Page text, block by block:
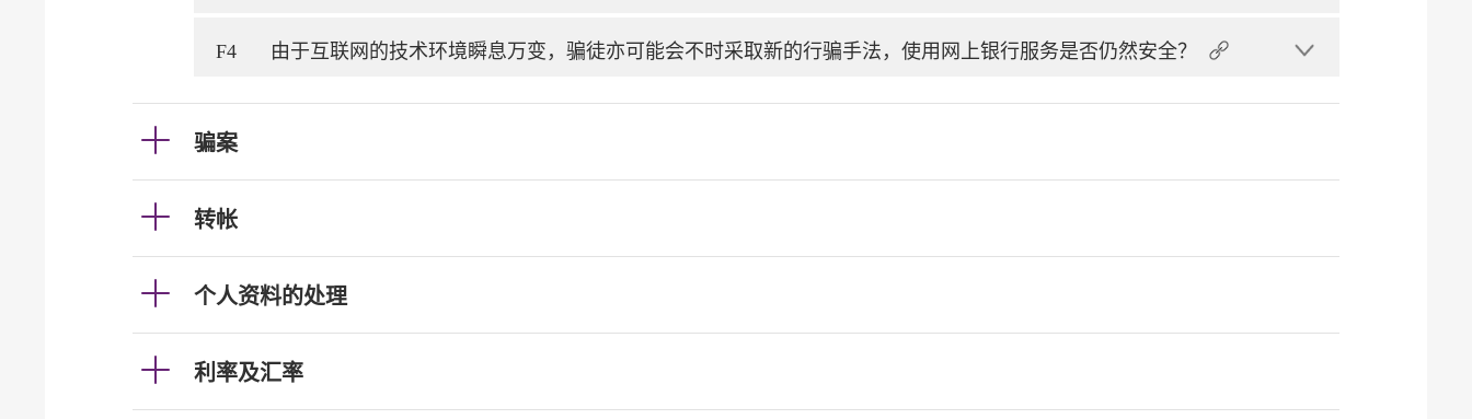
F4 由于互联网的技术环境瞬息万变，骗徒亦可能会不时采取新的行骗手法，使用网上银行服务是否仍然安全？
骗案
转帐
个人资料的处理
利率及汇率